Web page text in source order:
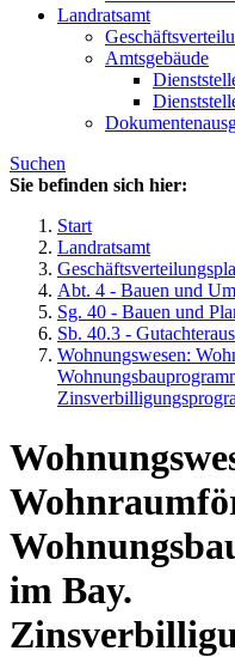
Landratsamt
Amtsgebäude
Suchen
Sie befinden sich hier:
Start
Landratsamt
Abt. 4 - Bauen und
Sg. 40 - Bauen und
Sb. 40.3 -
Wohnungswesen:
im Bay.